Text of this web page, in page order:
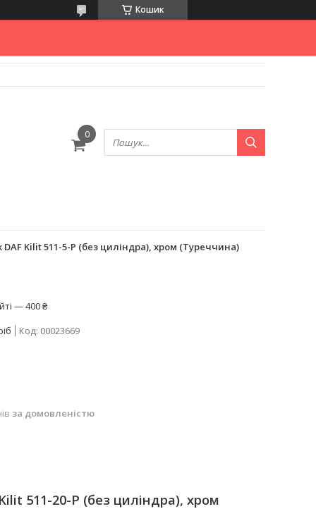
Кошик
Kilit 511-5-P (без циліндра), хром (Туреччина)
— 400 ₴
Код: 00023669
за домовленістю
511-20-P (без циліндра), хром